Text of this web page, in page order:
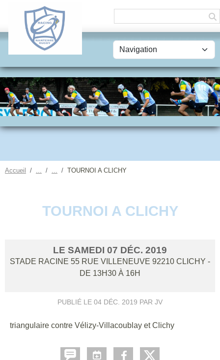
Accueil TOURNOI A CLICHY
TOURNOI A CLICHY
LE SAMEDI 07 DÉC. 2019
STADE RACINE 55 RUE VILLENEUVE 92210 CLICHY -
DE 13H30 À 16H
PUBLIÉ LE 04 DÉC. 2019 PAR JV
triangulaire contre Vélizy-Villacoublay et Clichy
Panneau de gestion des cookies